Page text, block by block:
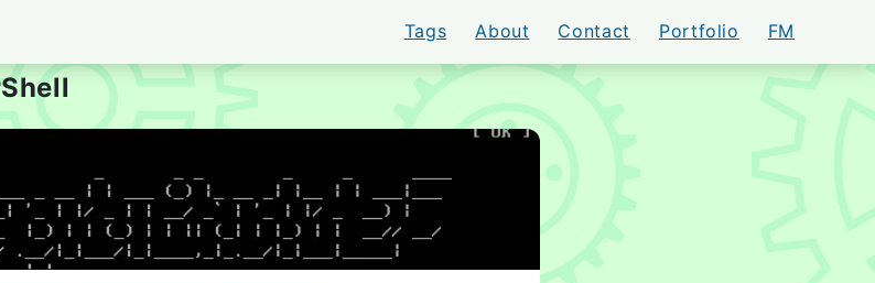
tubone BOYAKI
Tags About Contact Portfolio FM
マシンを立ててみる